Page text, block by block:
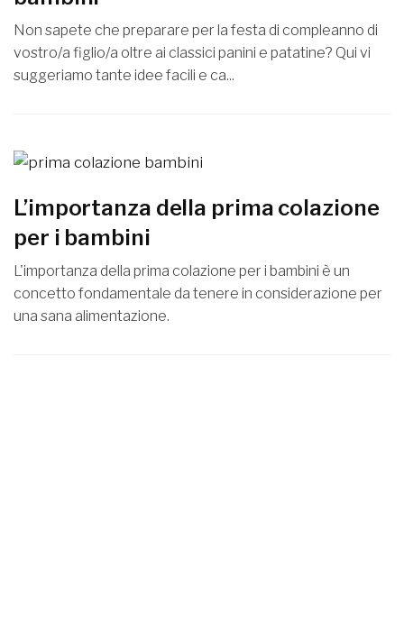
Non sapete che preparare per la festa di compleanno di
vostro/a figlio/a oltre ai classici panini e patatine? Qui vi
suggeriamo tante idee facili e ca...
L’importanza della prima colazione
per i bambini
L'importanza della prima colazione per i bambini è un
concetto fondamentale da tenere in considerazione per
una sana alimentazione.